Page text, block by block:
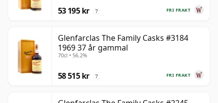
FRI FRAKT
53 195 kr ?
Glenfarclas The Family Casks #3184
1969 37 år gammal
70cl • 56.2%
FRI FRAKT
58 515 kr ?